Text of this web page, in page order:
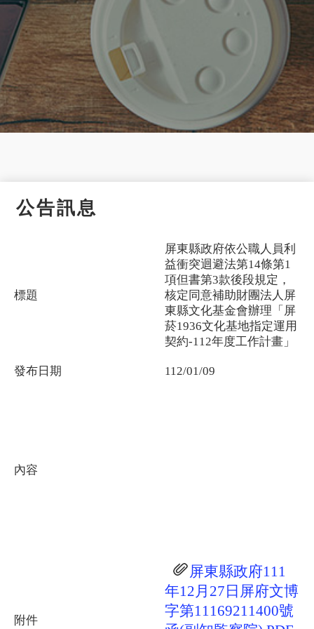
公告訊息
標題
屏東縣政府依公職人員利
益衝突迴避法第14條第1
項但書第3款後段規定，
核定同意補助財團法人屏
東縣文化基金會辦理「屏
菸1936文化基地指定運用
契約-112年度工作計畫」
發布日期 112/01/09
內容
附件
屏東縣政府111
年12月27日屏府文博
字第11169211400號